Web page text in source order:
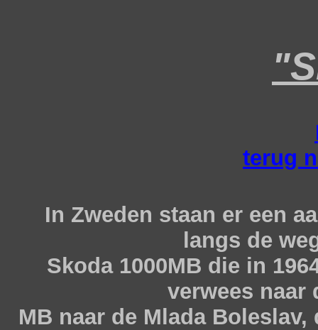
terug
In Zweden staan er een
langs de
Skoda 1000MB die in
verwees naar
MB naar de Mlada